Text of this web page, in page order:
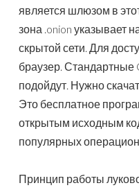
является шлюзом в
зона .onion указывает
скрытой сети. Для
браузер. Стандартные
подойдут. Нужно
Это бесплатное
открытым исходным
популярных
Принцип работы